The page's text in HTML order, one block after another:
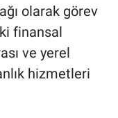
olarak görev
finansal
ve yerel
hizmetleri